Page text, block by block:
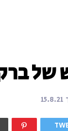
של
15.8.21